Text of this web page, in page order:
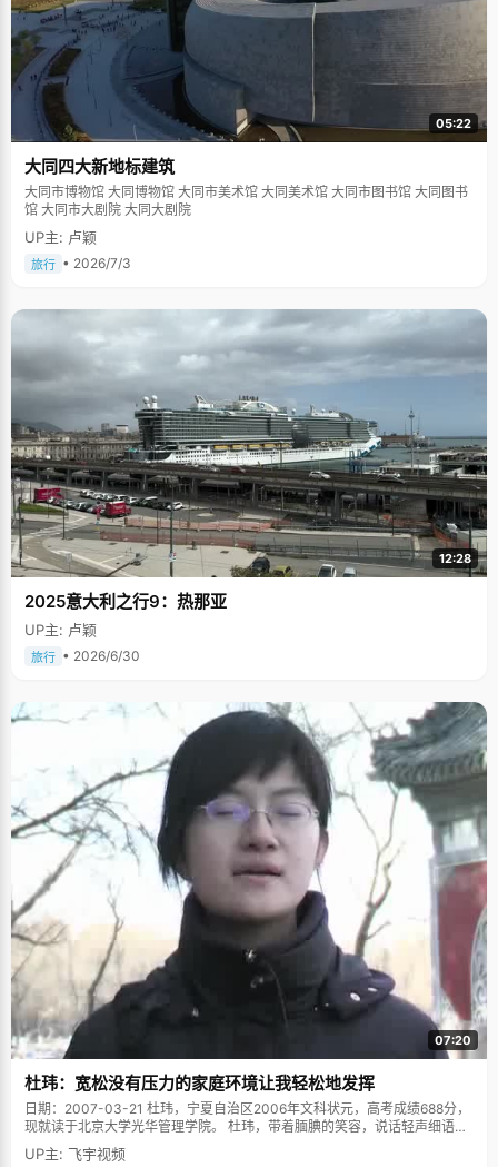
05:22
大同四大新地标建筑
大同市博物馆 大同博物馆 大同市美术馆 大同美术馆 大同市图书馆 大同图书
馆 大同市大剧院 大同大剧院
UP主: 卢颖
旅行 • 2026/7/3
12:28
2025意大利之行9：热那亚
UP主: 卢颖
旅行 • 2026/6/30
07:20
杜玮：宽松没有压力的家庭环境让我轻松地发挥
日期：2007-03-21 杜玮，宁夏自治区2006年文科状元，高考成绩688分，
现就读于北京大学光华管理学院。 杜玮，带着腼腆的笑容，说话轻声细语，
就算跟人争论的时候也带着温柔的强调，笑起来很可爱，说话的时候喜欢眨
巴着双眼，好像很怕说错话的样子，就是这样一个不显山水的女孩，"意
UP主: 飞宇视频